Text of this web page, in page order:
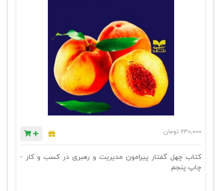
230,000 تومان
کتاب چهل گفتار پیرامون مدیریت و رهبری در کسب و کار -
چاپ پنجم